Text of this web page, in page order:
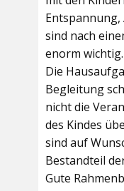
Entspannung,
sind nach
enorm wichtig.
Die
Begleitung
nicht die
des Kindes
sind auf
Bestandteil
Gute